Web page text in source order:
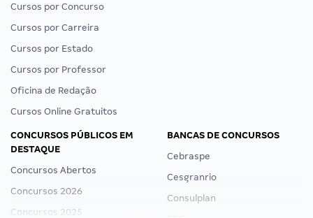
Cursos por Concurso
Cursos por Carreira
Cursos por Estado
Cursos por Professor
Oficina de Redação
Cursos Online Gratuitos
CONCURSOS PÚBLICOS EM
DESTAQUE
Concursos Abertos
Concursos 2026
Concursos 2025
BANCAS DE CONCURSOS
Cebraspe
Cesgranrio
Consulplan